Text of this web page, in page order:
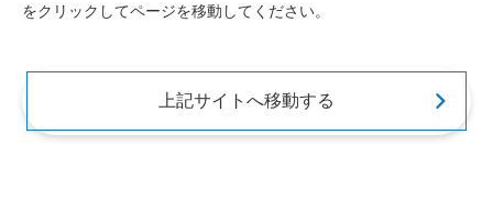
をクリックしてページを移動してください。
上記サイトへ移動する